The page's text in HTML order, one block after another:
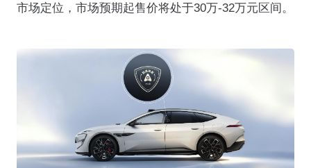
市场定位，市场预期起售价将处于30万-32万元区间。